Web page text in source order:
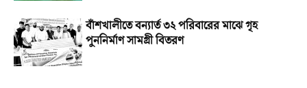
বাঁশখালীতে বন্যার্ত ৩২ পরিবারের মাঝে গৃহ
পুননির্মাণ সামগ্রী বিতরণ